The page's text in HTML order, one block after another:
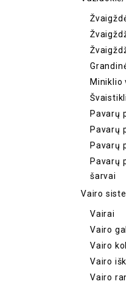
Miniklio
Pavarų
Pavarų
Pavarų
Pavarų
šarvai
Vairo
Vairai
Vairo
Vairo
Vairo
Vairo